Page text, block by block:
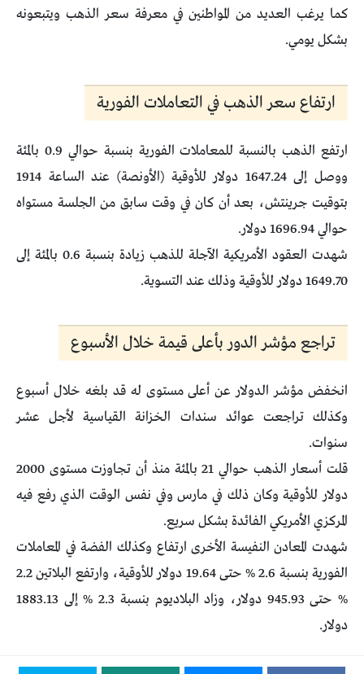
كما يرغب العديد من المواطنين في معرفة سعر الذهب ويتبعونه
بشكل يومي.
ارتفاع سعر الذهب في التعاملات الفورية
ارتفع الذهب بالنسبة للمعاملات الفورية بنسبة حوالي 0.9 بالمئة
ووصل إلى 1647.24 دولار للأوقية (الأونصة) عند الساعة 1914
بتوقيت جرينتش، بعد أن كان في وقت سابق من الجلسة مستواه
حوالي 1696.94 دولار.
شهدت العقود الأمريكية الآجلة للذهب زيادة بنسبة 0.6 بالمئة إلى
1649.70 دولار للأوقية وذلك عند التسوية.
تراجع مؤشر الدور بأعلى قيمة خلال الأسبوع
انخفض مؤشر الدولار عن أعلى مستوى له قد بلغه خلال أسبوع
وكذلك تراجعت عوائد سندات الخزانة القياسية لأجل عشر
سنوات.
قلت أسعار الذهب حوالي 21 بالمئة منذ أن تجاوزت مستوى 2000
دولار للأوقية وكان ذلك في مارس وفي نفس الوقت الذي رفع فيه
المركزي الأمريكي الفائدة بشكل سريع.
شهدت المعادن النفيسة الأخرى ارتفاع وكذلك الفضة في المعاملات
الفورية بنسبة 2.6 % حتى 19.64 دولار للأوقية، وارتفع البلاتين 2.2
% حتى 945.93 دولار، وزاد البلاديوم بنسبة 2.3 % إلى 1883.13
دولار.